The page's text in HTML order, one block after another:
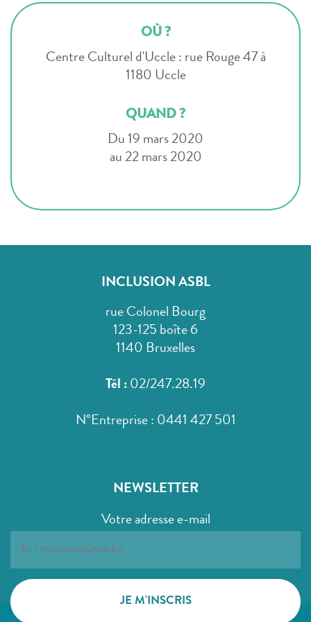
OÙ ?
Centre Culturel d'Uccle : rue Rouge 47 à
1180 Uccle
QUAND ?
Du 19 mars 2020
au 22 mars 2020
INCLUSION ASBL
rue Colonel Bourg
123-125 boîte 6
1140 Bruxelles
Tél : 02/247.28.19
N°Entreprise : 0441 427 501
NEWSLETTER
Votre adresse e-mail